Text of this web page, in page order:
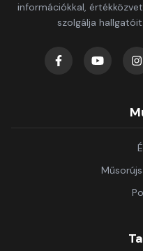
információkkal,
szolgálja